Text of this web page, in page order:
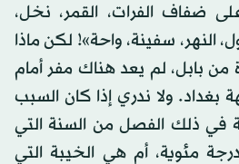
ضفاف الفرات، القمر، نخل،
النهر، سفينة، واحة»! لكن ماذا
من بابل، لم يعد هناك مفر أمام
ولا ندري إذا كان السبب
في ذلك الفصل من السنة التي
مئوية، أم هي الخيبة التي